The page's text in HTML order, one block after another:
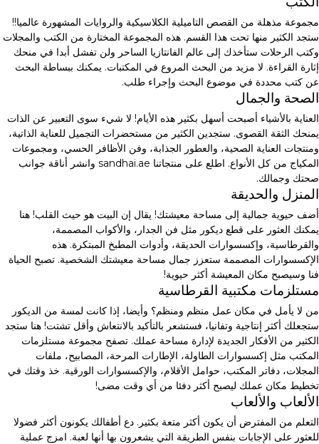
مجموعة مذهلة من القصص التاميلية الكلاسيكية والروايات المشهورة عالميا!!
ستجد الكثير منها تحت هذا القسم. هذه المجموعة المختارة من الكتب والمجلات
وكتب الرحلات ستأخذك إلى عالم الفانتازيا الساحر ولن تفشل أبدا في منحك
إثارة القراءة. لا مزيد من البحث المروع في المكتبات. يمكنك ببساطة البحث
عن كتب محددة في موضوع البحث وإجراء طلب.
الصحة والجمال
العناية بالأشياء أصبحت أسهل بكثير هذه الأيام! لا شيء سوى التعبير عن الذات
يمنحك الثقة القصوى. ستجدين الكثير من مستحضرات التجميل للعناية الذاتية،
ومنتجات العناية الصحية، والعطور الجذابة، وفن الأظافر الحسي، ومجموعات
المكياج من كل الأنواع. اطلع على منتجاتنا sandhai.ae وانشر أناقة جوانب
صحتك وجمالك.
المنزل والحديقة
أضف حيوية جمالية إلى مساحة معيشتك! يقال إن البيت هو حيث القلب! هنا
يمكنك العثور على قطع ديكور مثل فن الجدار، والأكواب المصممة،
والقرطاسية، وإكسسوارات الحديقة، وأدوات المطبخ المبتكرة. هذه
الإكسسوارات المصممة ستعزز جمال مساحة معيشتك الشخصية. تصبح الحياة
فنا وسيصبح مكان المعيشة أكثر حيوية!
مستلزمات مكتبية القرطاسية
من لا يأمل في مكان عمل منظم ومنظم؟ وأيضا، إذا كانت لمسة من الديكور
ستجعلك أكثر إنتاجية وتفانيا، فستشعر بالتأكيد بالانتعاش وأقل تشتت! هنا ستجد
الكثير من الأفكار الجديدة لإدارة مساحة عملك. تصفح مجموعة مستلزمات
المكتب مثل إكسسوارات الطاولة، الإطارات المرحة، المصابيح، ملفات
المجلات، دفاتر المكتب، حوامل الأقلام، والإكسسوارات الورقية. خذ وقتك في
تخطيط مكان عملك ليصبح أكثر دفئا من أي وقت مضى!
الألعاب والألعاب
التعلم من المفترض أن يكون أكثر متعة بكثير. دع أطفالك يكونون أكثر فضولا
للعثور على الإجابات بنفس الطريقة التي يشعرون بها أنها لعبة. امزج عملية